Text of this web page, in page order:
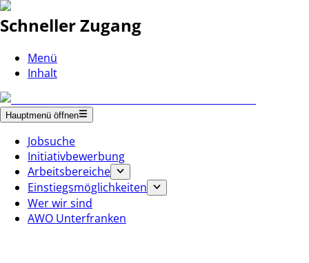
Schneller Zugang
Menü
Inhalt
Hauptmenü öffnen
Jobsuche
Initiativbewerbung
Arbeitsbereiche
Einstiegsmöglichkeiten
Wer wir sind
AWO Unterfranken